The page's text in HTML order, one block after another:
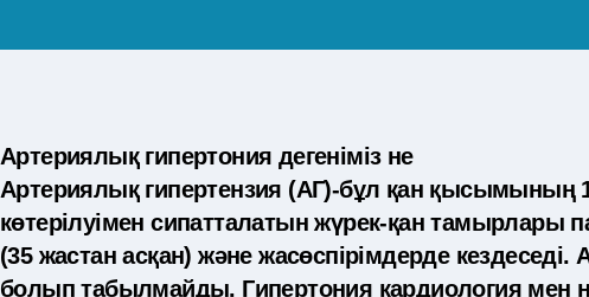
Артериялық гипертония дегеніміз не
Артериялық гипертензия (AГ)-бұл қан қысымының
көтерілуімен сипатталатын жүрек-қан тамырлары
(35 жастан асқан) және жасөспірімдерде
болып табылмайды. Гипертония кардиология мен